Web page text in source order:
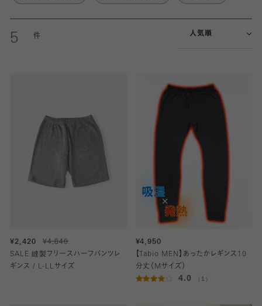
5 人気順
¥2,420
¥4,840
SALE 縫製フリースハーフパンツレ
ギンス / L-LLサイズ
¥4,950
【Tabio MEN】あったかレギンス10
分丈（Mサイズ）
4.0 （1）